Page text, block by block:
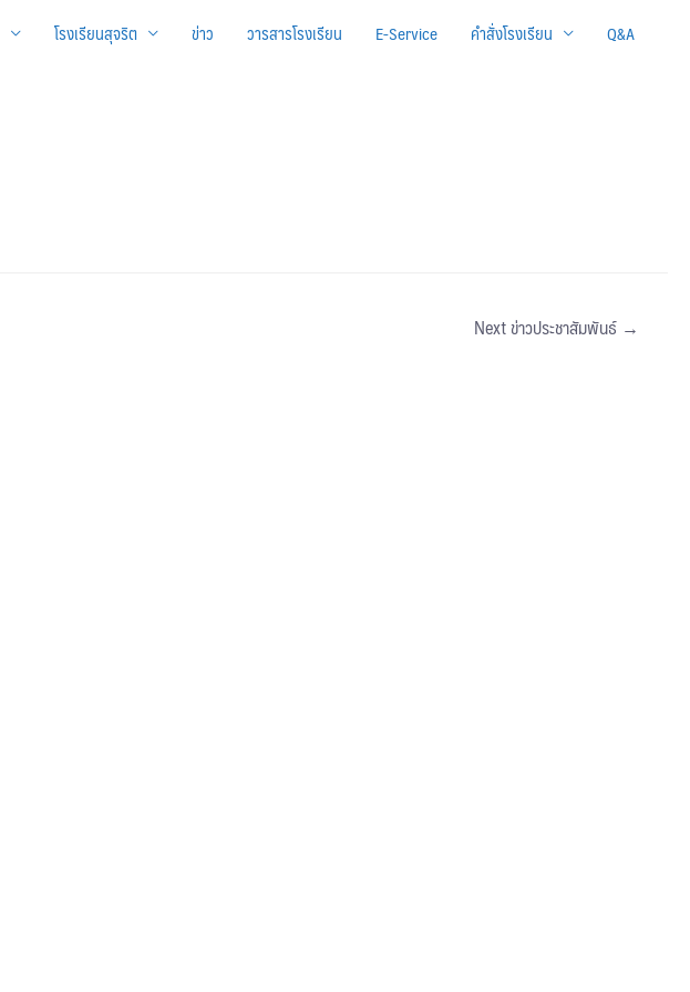
โรงเรียนสุจริต ข่าว วารสารโรงเรียน E-Service คำสั่งโรงเรียน Q&A
Next ข่าวประชาสัมพันธ์ →